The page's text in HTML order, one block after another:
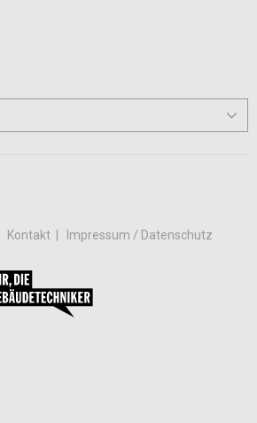
Kontakt Impressum / Datenschutz